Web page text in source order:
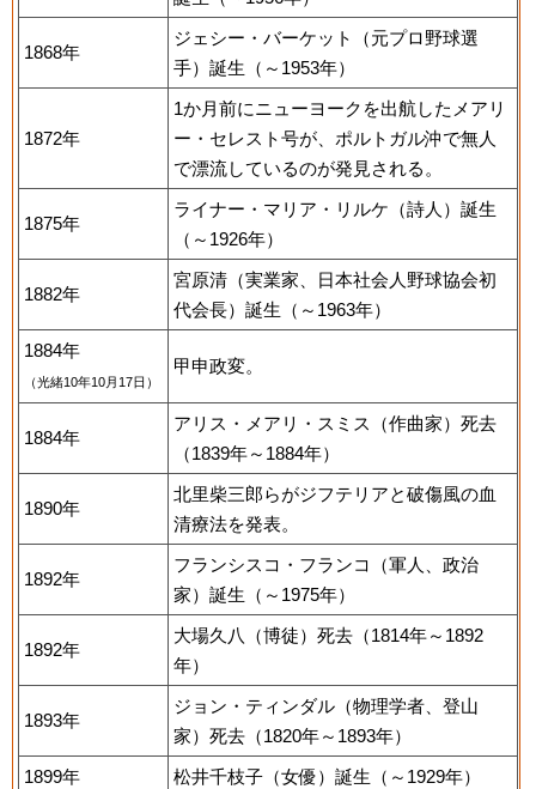
1868年
ジェシー・バーケット（元プロ野球選
手）誕生（～1953年）
1872年
1か月前にニューヨークを出航したメアリ
ー・セレスト号が、ポルトガル沖で無人
で漂流しているのが発見される。
1875年
ライナー・マリア・リルケ（詩人）誕生
（～1926年）
1882年
宮原清（実業家、日本社会人野球協会初
代会長）誕生（～1963年）
1884年
（光緒10年10月17日）
甲申政変。
1884年
アリス・メアリ・スミス（作曲家）死去
（1839年～1884年）
1890年
北里柴三郎らがジフテリアと破傷風の血
清療法を発表。
1892年
フランシスコ・フランコ（軍人、政治
家）誕生（～1975年）
1892年
大場久八（博徒）死去（1814年～1892
年）
1893年
ジョン・ティンダル（物理学者、登山
家）死去（1820年～1893年）
1899年
松井千枝子（女優）誕生（～1929年）